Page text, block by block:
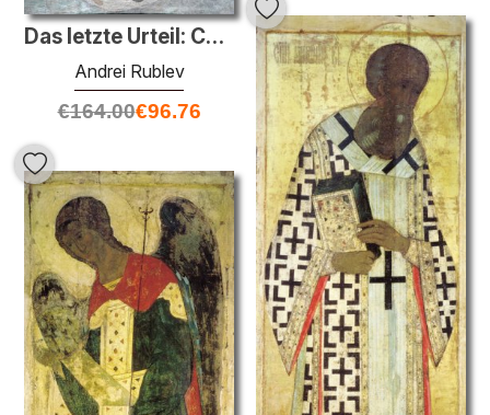
Das letzte Urteil: Символы четырех царств
Andrei Rublev
€164.00€96.76